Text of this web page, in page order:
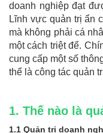
doanh nghiệp đạt
Lĩnh vực quản trị ẩn
mà không phải cá
một cách triệt để.
cung cấp một số
thể là công tác quản
1. Thế nào là
1.1 Quản trị doanh